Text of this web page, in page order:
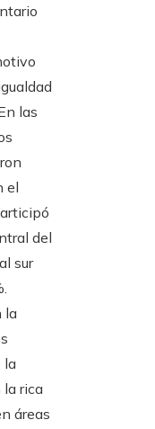
las
el
del
sur
la
la
la rica
áreas